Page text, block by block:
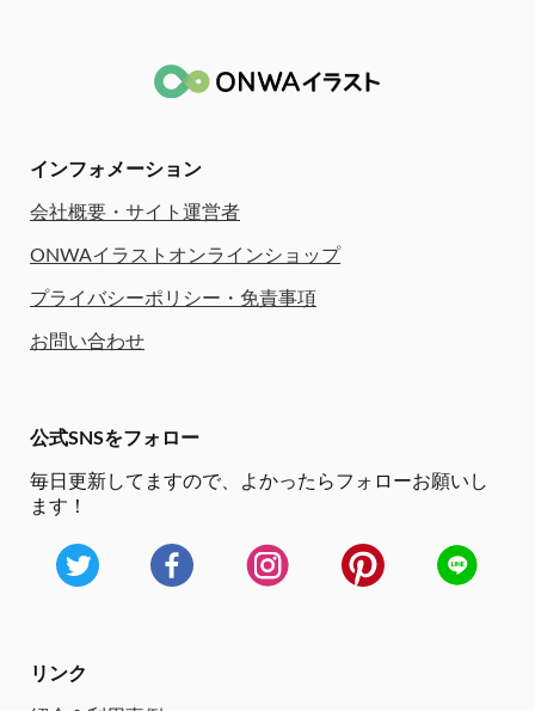
インフォメーション
会社概要・サイト運営者
ONWAイラストオンラインショップ
プライバシーポリシー・免責事項
お問い合わせ
公式SNSをフォロー
毎日更新してますので、
よかったらフォローお願いし
ます！
リンク